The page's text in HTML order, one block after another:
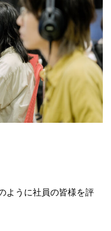
ように社員の皆様を評